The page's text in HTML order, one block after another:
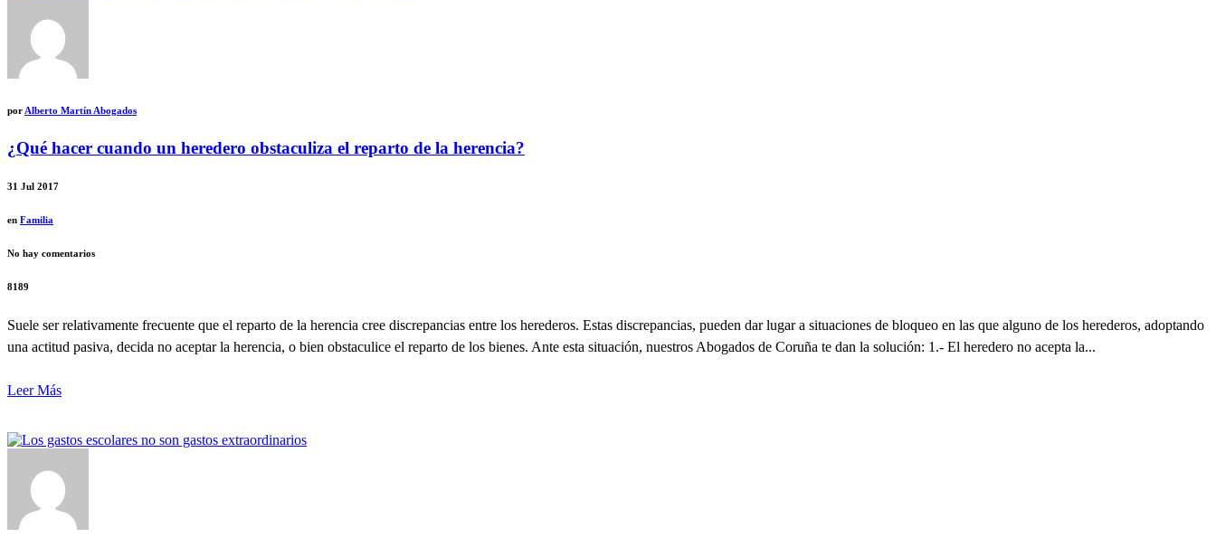
porAlberto Martín Abogados
¿Qué hacer cuando un heredero obstaculiza el reparto de la herencia?
31 Jul 2017
en Familia
No hay comentarios
8189
Suele ser relativamente frecuente que el reparto de la herencia cree discrepancias entre los herederos. Estas discrepancias, pueden dar lugar a situaciones de bloqueo en las que alguno de los herederos, adoptando
una actitud pasiva, decida no aceptar la herencia, o bien obstaculice el reparto de los bienes. Ante esta situación, nuestros Abogados de Coruña te dan la solución: 1.- El heredero no acepta la...
Leer Más